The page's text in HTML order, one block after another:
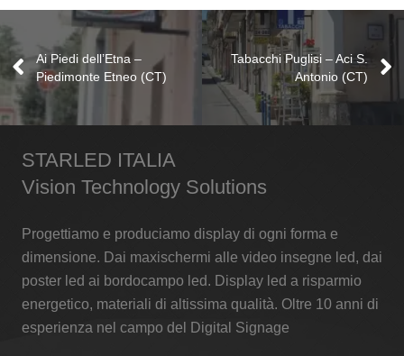
Panificio Vitale – Catania
Video Insegne
Ai Piedi dell’Etna –
Piedimonte Etneo (CT)
Tabacchi Puglisi – Aci S.
Antonio (CT)
STARLED ITALIA
Vision Technology Solutions
Progettiamo e produciamo display di ogni forma e
dimensione. Dai maxischermi alle video insegne led, dai
poster led ai bordocampo led. Display led a risparmio
energetico, materiali di altissima qualità. Oltre 10 anni di
esperienza nel campo del Digital Signage